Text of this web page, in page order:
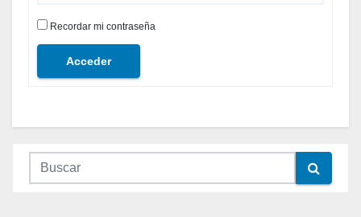
Recordar mi contraseña
Acceder